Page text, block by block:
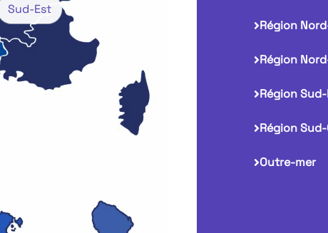
Sud-Est
Région
Région
Région
Région
Outre-mer